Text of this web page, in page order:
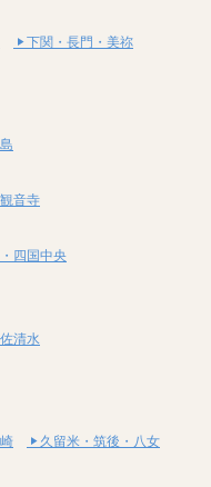
下関・長門・美祢
音寺
四国中央
清水
久留米・筑後・八女